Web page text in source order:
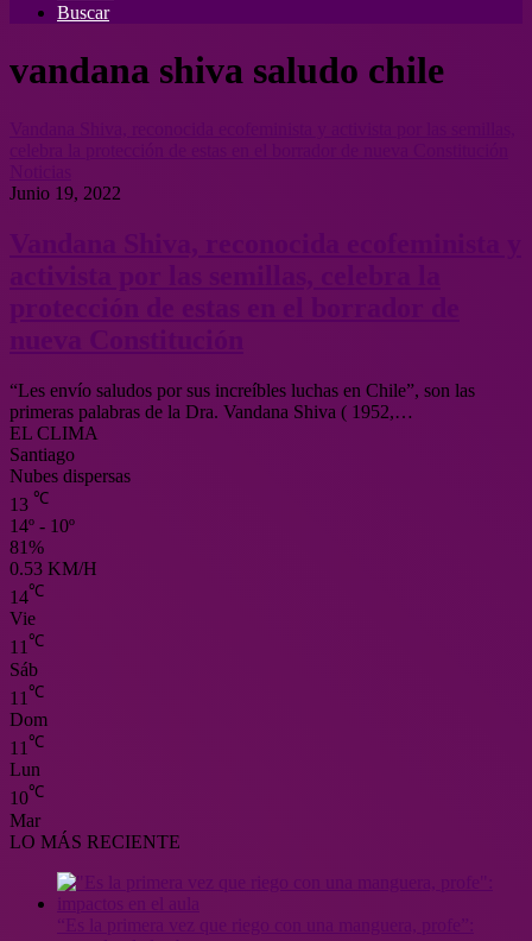
Buscar
vandana shiva saludo chile
Junio 19, 2022
“Les envío saludos por sus increíbles luchas en Chile”, son las
primeras palabras de la Dra. Vandana Shiva ( 1952,…
EL CLIMA
Santiago
Nubes dispersas
13 ℃
14º - 10º
81%
0.53 KM/H
14℃
Vie
11℃
Sáb
11 ℃
Dom
11 ℃
Lun
10℃
Mar
LO MÁS RECIENTE